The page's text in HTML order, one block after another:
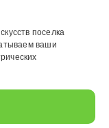
учреждение
искусств поселка
согласуется с
поселка
ваши